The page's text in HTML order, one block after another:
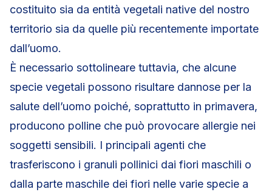
costituito sia da entità vegetali native del nostro
territorio sia da quelle più recentemente importate
dall’uomo.
È necessario sottolineare tuttavia, che alcune
specie vegetali possono risultare dannose per la
salute dell’uomo poiché, soprattutto in primavera,
producono polline che può provocare allergie nei
soggetti sensibili. I principali agenti che
trasferiscono i granuli pollinici dai fiori maschili o
dalla parte maschile dei fiori nelle varie specie a